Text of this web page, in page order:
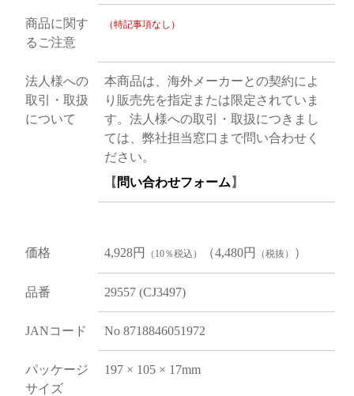
商品に関す
るご注意
（特記事項なし）
法人様への
取引・取扱
について
本商品は、海外メーカーとの契約によ
り販売先を指定または限定されていま
す。法人様への取引・取扱につきまし
ては、弊社担当窓口まで問い合わせく
ださい。
【 問い合わせフォーム 】
価格 4,928円 （10％税込） （4,480円 （税抜） ）
品番 29557 (CJ3497)
JANコード No 8718846051972
パッケージ
サイズ
197 × 105 × 17mm